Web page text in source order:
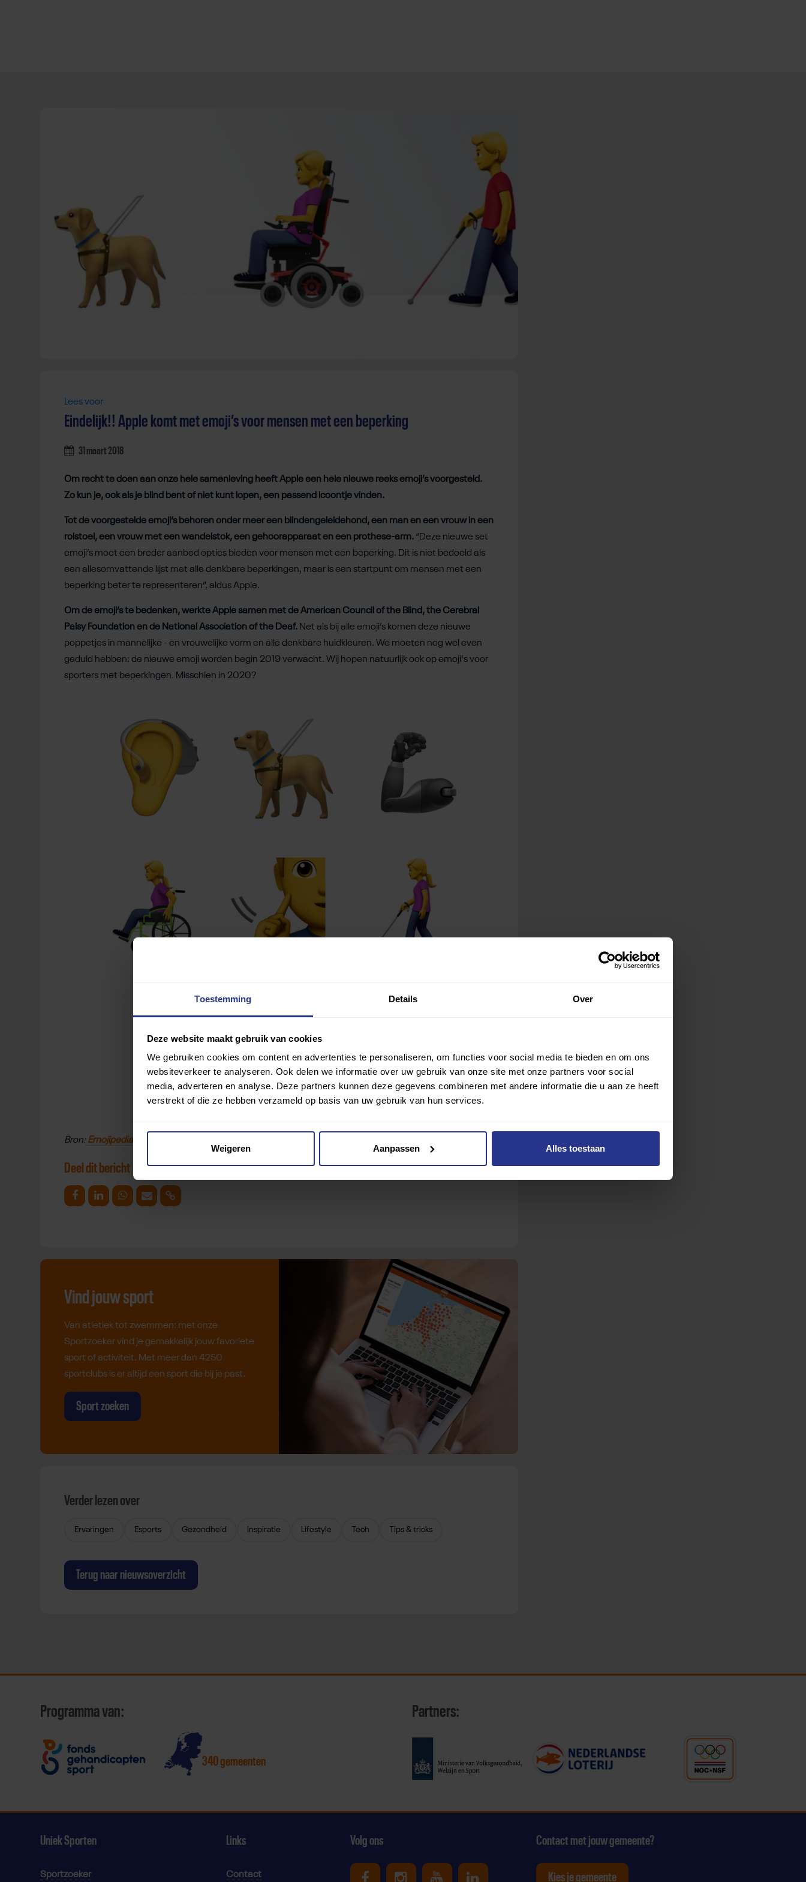
Toestemming Details Over
Deze website maakt gebruik van cookies
We gebruiken cookies om content en advertenties te personaliseren, om functies voor social media te bieden en om ons
websiteverkeer te analyseren. Ook delen we informatie over uw gebruik van onze site met onze partners voor social
media, adverteren en analyse. Deze partners kunnen deze gegevens combineren met andere informatie die u aan ze heeft
verstrekt of die ze hebben verzameld op basis van uw gebruik van hun services.
Weigeren Aanpassen Alles toestaan
Lees voor
Eindelijk!! Apple komt met emoji’s voor mensen met een beperking
31 maart 2018
Om recht te doen aan onze hele samenleving heeft Apple een hele nieuwe reeks emoji’s voorgesteld.
Zo kun je, ook als je blind bent of niet kunt lopen, een passend icoontje vinden.
Tot de voorgestelde emoji’s behoren onder meer een blindengeleidehond, een man en een vrouw in een
rolstoel, een vrouw met een wandelstok, een gehoorapparaat en een prothese-arm. “Deze nieuwe set
emoji’s moet een breder aanbod opties bieden voor mensen met een beperking. Dit is niet bedoeld als
een allesomvattende lijst met alle denkbare beperkingen, maar is een startpunt om mensen met een
beperking beter te representeren”, aldus Apple.
Om de emoji’s te bedenken, werkte Apple samen met de American Council of the Blind, the Cerebral
Palsy Foundation en de National Association of the Deaf. Net als bij alle emoji’s komen deze nieuwe
poppetjes in mannelijke - en vrouwelijke vorm en alle denkbare huidkleuren. We moeten nog wel even
geduld hebben: de nieuwe emoji worden begin 2019 verwacht. Wij hopen natuurlijk ook op emoji's voor
sporters met beperkingen. Misschien in 2020?
Bron:Emojipedia
Deel dit bericht
Deel op Facebook
Deel op LinkedinDeel op Whatsapp
Mail link Kopieer link
Vind jouw sport
Van atletiek tot zwemmen: met onze
Sportzoeker vind je gemakkelijk jouw favoriete
sport of activiteit. Met meer dan 4250
sportclubs is er altijd een sport die bij je past.
Sport zoeken
Verder lezen over
Ervaringen Esports Gezondheid Inspiratie Lifestyle Tech Tips & tricks
Terug naar nieuwsoverzicht
Programma van:
340 gemeenten
Partners:
Uniek Sporten
Sportzoeker
Links
Contact
Volg ons Contact met jouw gemeente?
Kies je gemeente